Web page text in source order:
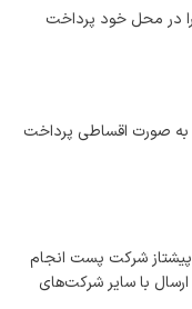
در محل خود پرداخت
به صورت اقساطی پرداخت
شرکت پست انجام
با سایر شرکت‌های